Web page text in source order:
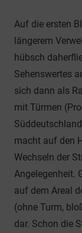
Auf die ersten
längerem
hübsch
Sehenswertes
sich dann als
mit Türmen
macht auf den
Wechseln der
Angelegenheit.
auf dem Areal
(ohne Turm,
dar. Schon die